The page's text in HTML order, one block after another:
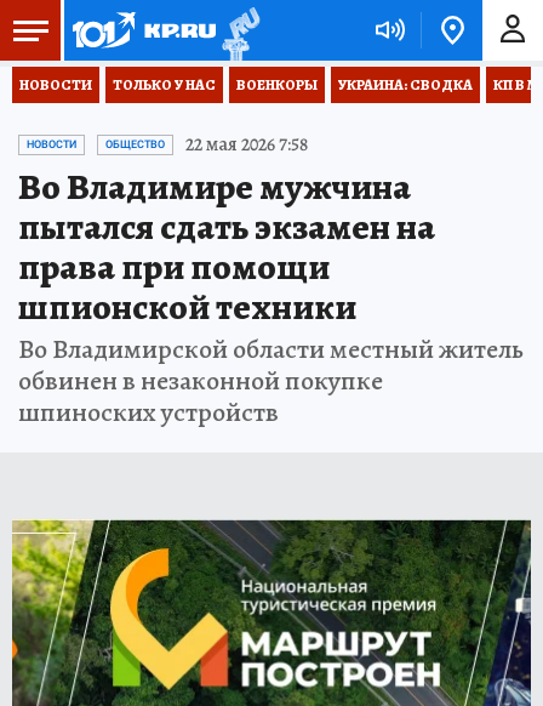
НОВОСТИ ТОЛЬКО У НАС ВОЕНКОРЫ УКРАИНА: СВОДКА КП В
НОВОСТИ ОБЩЕСТВО 22 мая 2026 7:58
Во Владимире мужчина
пытался сдать экзамен на
права при помощи
шпионской техники
Во Владимирской области местный житель
обвинен в незаконной покупке
шпиноских устройств